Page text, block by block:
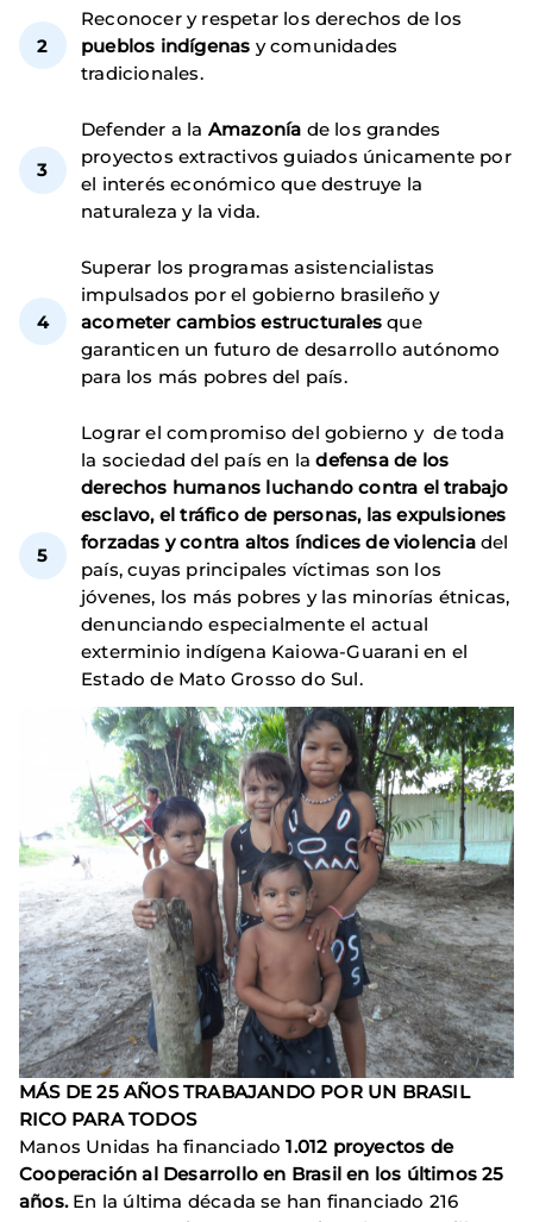
Reconocer y respetar los derechos de los
pueblos indígenas y comunidades
tradicionales.
Defender a la Amazonía de los grandes
proyectos extractivos guiados únicamente por
el interés económico que destruye la
naturaleza y la vida.
Superar los programas asistencialistas
impulsados por el gobierno brasileño y
acometer cambios estructurales que
garanticen un futuro de desarrollo autónomo
para los más pobres del país.
Lograr el compromiso del gobierno y de toda
la sociedad del país en ladefensa de los
derechos humanos luchando contra el trabajo
esclavo, el tráfico de personas, las expulsiones
forzadas y contra altos índices de violenciadel
país, cuyas principales víctimas son los
jóvenes, los más pobres y las minorías étnicas,
denunciando especialmente el actual
exterminio indígena Kaiowa-Guarani en el
Estado de Mato Grosso do Sul.
MÁS DE 25 AÑOS TRABAJANDO POR UN BRASIL
RICO PARA TODOS
Manos Unidas ha financiado1.012 proyectos de
Cooperación al Desarrollo en Brasil en los últimos 25
años.En la última década se han financiado 216